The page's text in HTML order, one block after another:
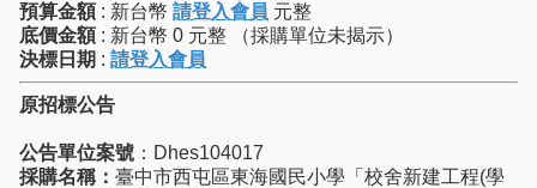
預算金額 : 新台幣 請登入會員 元整
底價金額 : 新台幣 0 元整 （採購單位未揭示）
決標日期 : 請登入會員
原招標公告
公告單位案號 ：Dhes104017
採購名稱： 臺中市西屯區東海國民小學「校舍新建工程(學